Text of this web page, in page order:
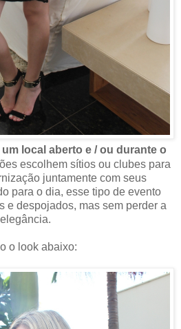
local aberto e / ou durante o
escolhem sítios ou clubes para
juntamente com seus
para o dia, esse tipo de evento
e despojados, mas sem perder a
elegância.
o look abaixo: